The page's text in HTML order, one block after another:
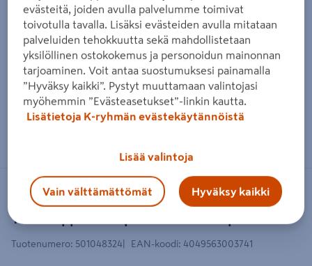
Zoomaa kuvaa sormilla kosketusnäytöllä
Yleistulppa Tox Apollo 8x140 50kpl
Tuotenumero: 501048324 EAN-koodi: 4049563003741
evästeitä, joiden avulla palvelumme toimivat
toivotulla tavalla. Lisäksi evästeiden avulla mitataan
palveluiden tehokkuutta sekä mahdollistetaan
yksilöllinen ostokokemus ja personoidun mainonnan
tarjoaminen. Voit antaa suostumuksesi painamalla
”Hyväksy kaikki”. Pystyt muuttamaan valintojasi
myöhemmin ”Evästeasetukset”-linkin kautta.
Lisätietoja K-ryhmän evästekäytännöistä
Lisää valintoja
Vain välttämättömät Hyväksy kaikki